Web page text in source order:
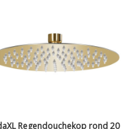
Regendouchekop rond 20